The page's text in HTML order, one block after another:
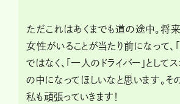
ただこれはあくまでも道の途中。将
女性がいることが当たり前になって、
ではなく、「一人のドライバー」として
の中になってほしいなと思います。そ
私も頑張っていきます！